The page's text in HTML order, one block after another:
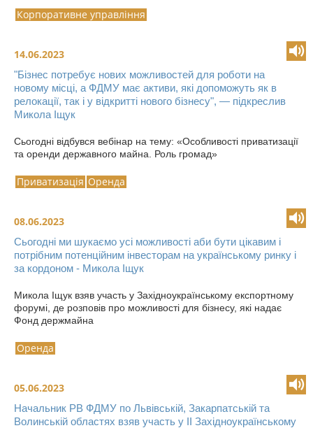
Корпоративне управління
14.06.2023
"Бізнес потребує нових можливостей для роботи на
новому місці, а ФДМУ має активи, які допоможуть як в
релокації, так і у відкритті нового бізнесу", — підкреслив
Микола Іщук
Сьогодні відбувся вебінар на тему: «Особливості приватизації
та оренди державного майна. Роль громад»
Приватизація Оренда
08.06.2023
Сьогодні ми шукаємо усі можливості аби бути цікавим і
потрібним потенційним інвесторам на українському ринку і
за кордоном - Микола Іщук
Микола Іщук взяв участь у Західноукраїнському експортному
форумі, де розповів про можливості для бізнесу, які надає
Фонд держмайна
Оренда
05.06.2023
Начальник РВ ФДМУ по Львівській, Закарпатській та
Волинській областях взяв участь у II Західноукраїнському